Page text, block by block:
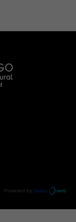
. Powered by Urano web